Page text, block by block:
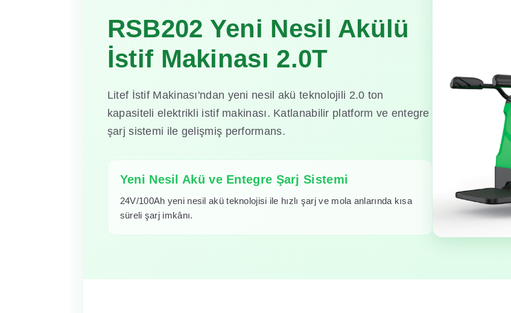
RSB202 Yeni Nesil Akülü
İstif Makinası 2.0T
Litef İstif Makinası'ndan yeni nesil akü teknolojili 2.0 ton
kapasiteli elektrikli istif makinası. Katlanabilir platform ve entegre
şarj sistemi ile gelişmiş performans.
Yeni Nesil Akü ve Entegre Şarj Sistemi
24V/100Ah yeni nesil akü teknolojisi ile hızlı şarj ve mola anlarında kısa
süreli şarj imkânı.